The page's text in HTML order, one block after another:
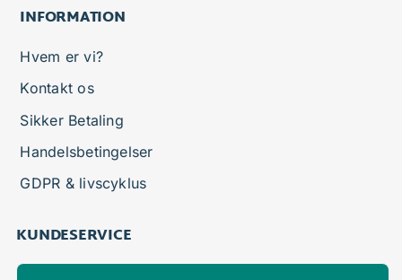
INFORMATION
Hvem er vi?
Kontakt os
Sikker Betaling
Handelsbetingelser
GDPR & livscyklus
KUNDESERVICE